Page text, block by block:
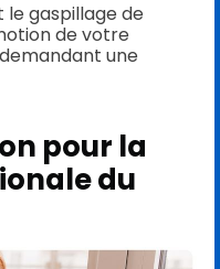
le gaspillage de
de votre
une
pour la
du